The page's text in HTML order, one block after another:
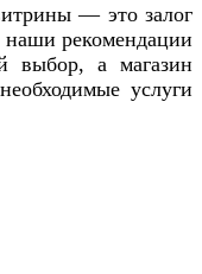
— это залог
наши рекомендации
выбор, а магазин
услуги